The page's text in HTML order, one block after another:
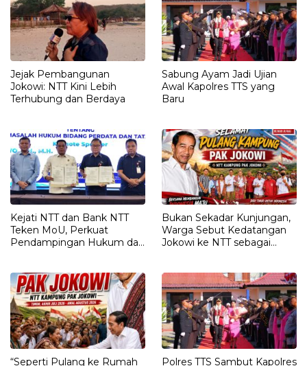
Jejak Pembangunan
Jokowi: NTT Kini Lebih
Terhubung dan Berdaya
Sabung Ayam Jadi Ujian
Awal Kapolres TTS yang
Baru
Kejati NTT dan Bank NTT
Teken MoU, Perkuat
Pendampingan Hukum dan
Bukan Sekadar Kunjungan,
Warga Sebut Kedatangan
Jokowi ke NTT sebagai
“Seperti Pulang ke Rumah Polres TTS Sambut Kapolres